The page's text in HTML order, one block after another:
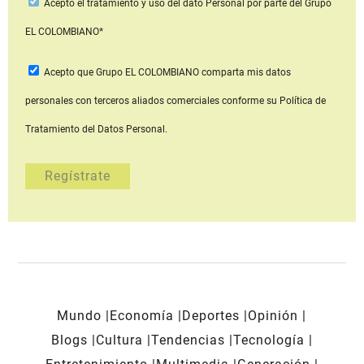
Acepto el tratamiento y uso del dato Personal por parte del Grupo
EL COLOMBIANO*
Acepto que Grupo EL COLOMBIANOcomparta mis datos
personales con terceros aliados comerciales conforme su Política de
Tratamiento del Datos Personal.
Mundo Economía Deportes
Opinión
Blogs
Cultura Tendencias Tecnología